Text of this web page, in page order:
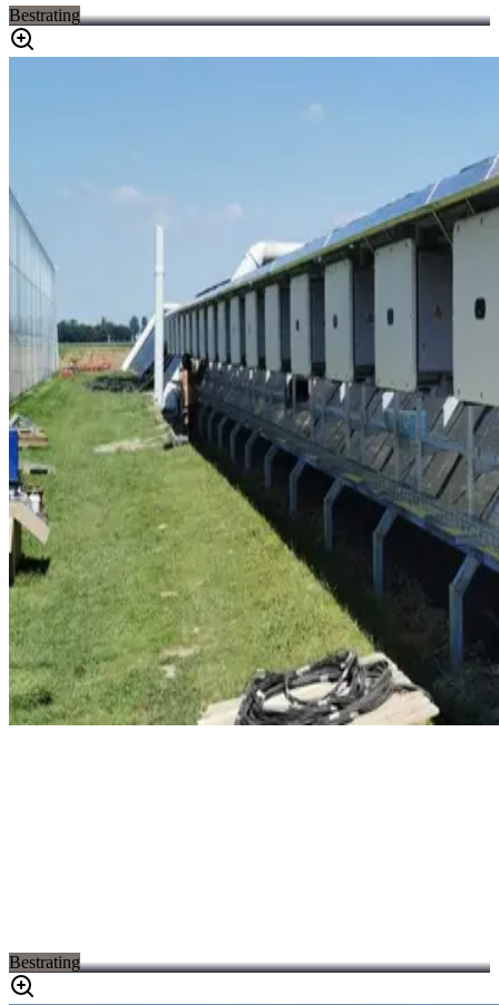
Bestrating
Bestrating